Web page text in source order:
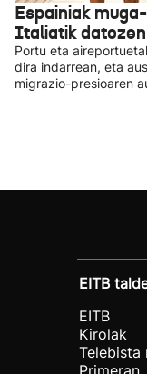
Espainiak
Italiatik
Portu eta
dira indarrean, eta
migrazio-presioaren
EITB
EITB
Kirolak
Telebista
Primeran